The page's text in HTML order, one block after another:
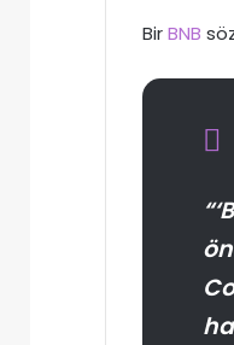
BirBNB